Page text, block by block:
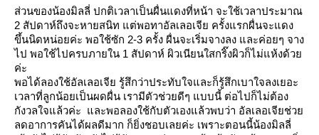
ส่วนของน้องมิลลี่ ปกติเวลาเป็นผื่นแดงที่หน้า จะใช้เวลาประมาณ
2 สัปดาห์ถึงจะหายสนิท แต่พอทาอัลเลอเจีย ครั้งแรกผื่นจะแดง
ขึ้นนิดหน่อยค่ะ พอใช้ซัก 2-3 ครั้ง ผื่นจะเริ่มจางลง และค่อยๆ จาง
ไป พอใช้ไปครบภายใน 1 สัปดาห์ ผิวเนียนใสกริ๊งผิวก็ไม่แห้งด้ว
ค่ะ
พอได้ลองใช้อัลเลอเจีย รู้สึกว่าประทับใจและก็รู้สึกเบาใจลงเยอะ
เวลาที่ลูกน้อยเป็นผดผื่น เรามีตัวช่วยดีๆ แบบนี้ ต่อไปก็ไม่ต้อง
กังวลใจแล้วค่ะ และพอลองใช้กับตัวเองแล้วพบว่า อัลเลอเจียช่ว
ลดอาการคันได้ผลดีมาก ก็ยิ่งชอบเลยค่ะ เพราะตอนนี้น้องมิลลี่